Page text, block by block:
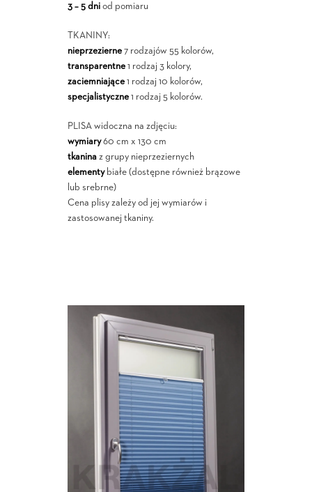
3 – 5 dniod pomiaru
TKANINY:
nieprzezierne7 rodzajów 55 kolorów,
transparentne1 rodzaj 3 kolory,
zaciemniające1 rodzaj 10 kolorów,
specjalistyczne1 rodzaj 5 kolorów.
PLISA widoczna na zdjęciu:
wymiary60 cm x 130 cm
tkaninaz grupy nieprzeziernych
elementybiałe (dostępne również brązowe
lub srebrne)
Cena plisy zależy od jej wymiarów i
zastosowanej tkaniny.